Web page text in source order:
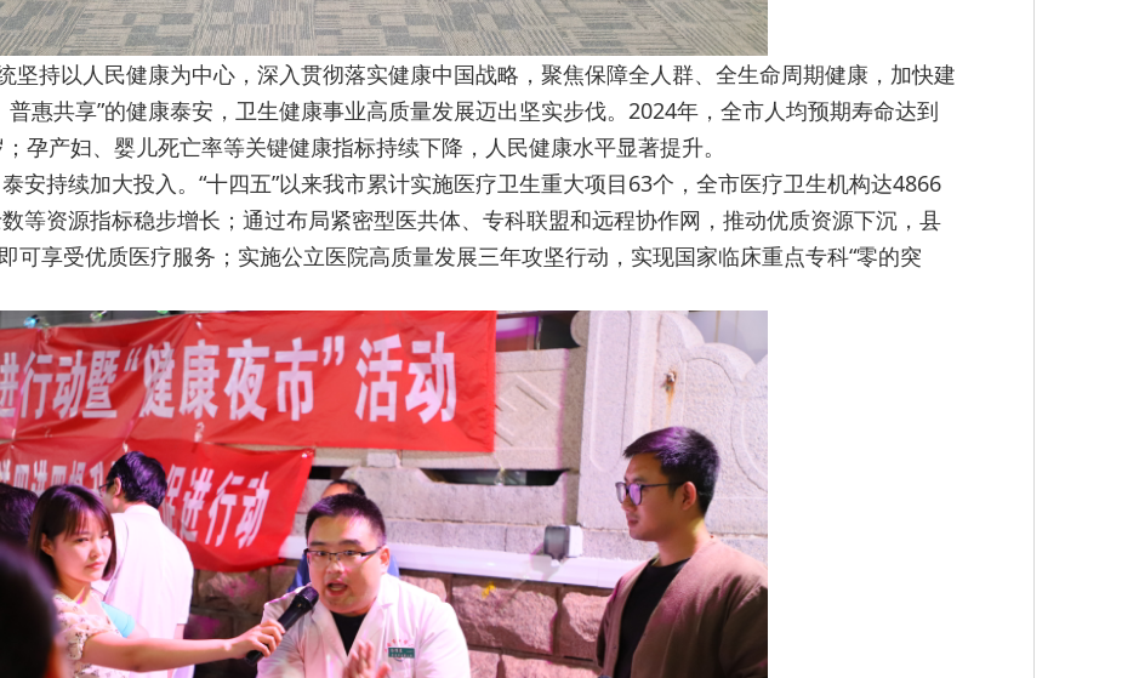
坚持以人民健康为中心，深入贯彻落实健康中国战略，聚焦保障全人群、全生命周期健康，加快建
惠共享”的健康泰安，卫生健康事业高质量发展迈出坚实步伐。2024年，全市人均预期寿命达到
孕产妇、婴儿死亡率等关键健康指标持续下降，人民健康水平显著提升。
安持续加大投入。“十四五”以来我市累计实施医疗卫生重大项目63个，全市医疗卫生机构达4866
等资源指标稳步增长；通过布局紧密型医共体、专科联盟和远程协作网，推动优质资源下沉，县
可享受优质医疗服务；实施公立医院高质量发展三年攻坚行动，实现国家临床重点专科“零的突